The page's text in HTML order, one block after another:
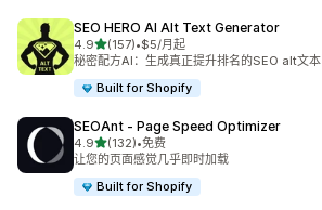
SEO HERO AI Alt Text Generator
4.9星（满分 5 星）
(157)
总共 157 条评论
•$5/月起
秘密配方AI：生成真正提升排名的SEO alt文本
Built for Shopify
SEOAnt ‑ Page Speed Optimizer
4.9星（满分 5 星）
(132)
总共 132 条评论
•免费
让您的页面感觉几乎即时加载
Built for Shopify